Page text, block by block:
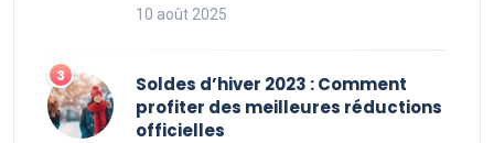
10 août 2025
Soldes d’hiver 2023 : Comment
profiter des meilleures réductions
officielles